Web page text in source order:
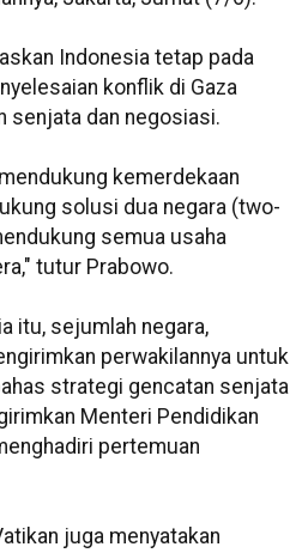
Indonesia tetap pada
konflik di Gaza
senjata dan negosiasi.
kemerdekaan
solusi dua negara (two-
semua usaha
tutur Prabowo.
itu, sejumlah negara,
perwakilannya untuk
strategi gencatan senjata
Menteri Pendidikan
pertemuan
juga menyatakan